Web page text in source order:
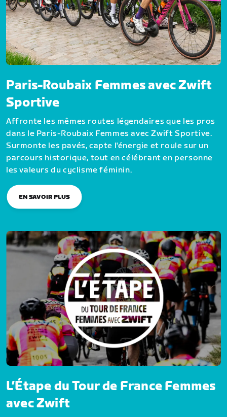
Paris-Roubaix Femmes avec Zwift
Sportive
Affronte les mêmes routes légendaires que les pros
dans le Paris-Roubaix Femmes avec Zwift Sportive.
Surmonte les pavés, capte l'énergie et roule sur un
parcours historique, tout en célébrant en personne
les valeurs du cyclisme féminin.
EN SAVOIR PLUS
L’Étape du Tour de France Femmes
avec Zwift